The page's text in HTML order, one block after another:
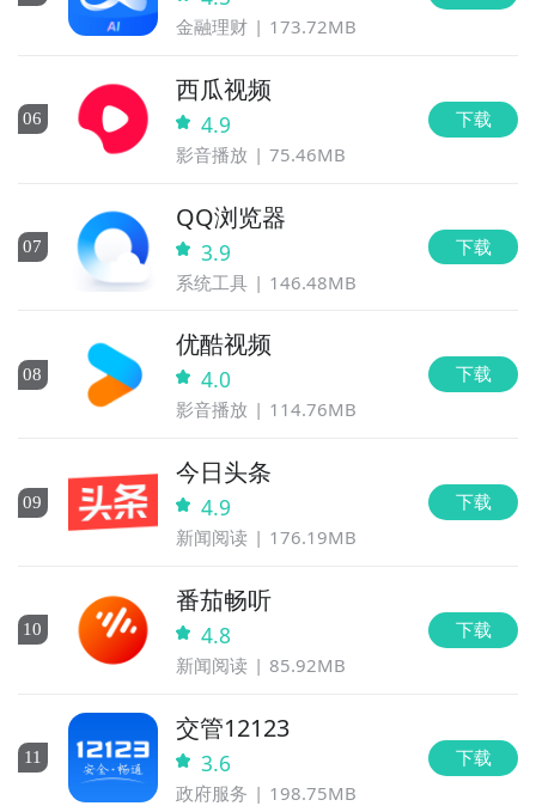
金融理财 173.72MB
06
西瓜视频
4.9
影音播放 75.46MB
下载
07
QQ浏览器
3.9
系统工具 146.48MB
下载
08
优酷视频
4.0
影音播放 114.76MB
下载
09
今日头条
4.9
新闻阅读 176.19MB
下载
10
番茄畅听
4.8
新闻阅读 85.92MB
下载
11
交管12123
3.6
政府服务 198.75MB
下载